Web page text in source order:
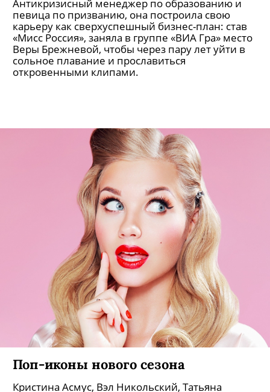
певица по призванию, она построила свою
карьеру как сверхуспешный бизнес-план: став
«Мисс Россия», заняла в группе «ВИА Гра» место
Веры Брежневой, чтобы через пару лет уйти в
сольное плавание и прославиться
откровенными клипами.